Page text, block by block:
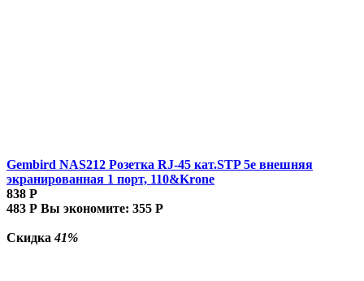
Gembird NAS212 Розетка RJ-45 кат.STP 5e внешняя
экранированная 1 порт, 110&Krone
838 Р
483 Р Вы экономите: 355 Р
Скидка41%